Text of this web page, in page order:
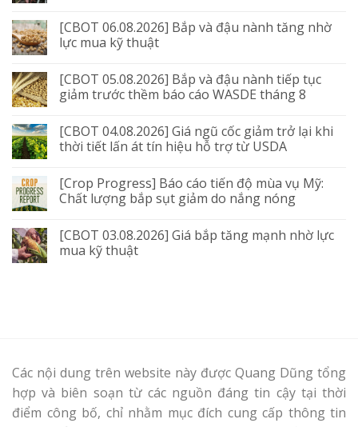
[CBOT 06.08.2026] Bắp và đậu nành tăng nhờ
lực mua kỹ thuật
[CBOT 05.08.2026] Bắp và đậu nành tiếp tục
giảm trước thềm báo cáo WASDE tháng 8
[CBOT 04.08.2026] Giá ngũ cốc giảm trở lại khi
thời tiết lấn át tín hiệu hỗ trợ từ USDA
[Crop Progress] Báo cáo tiến độ mùa vụ Mỹ:
Chất lượng bắp sụt giảm do nắng nóng
[CBOT 03.08.2026] Giá bắp tăng mạnh nhờ lực
mua kỹ thuật
Các nội dung trên website này được Quang Dũng tổng
hợp và biên soạn từ các nguồn đáng tin cậy tại thời
điểm công bố, chỉ nhằm mục đích cung cấp thông tin